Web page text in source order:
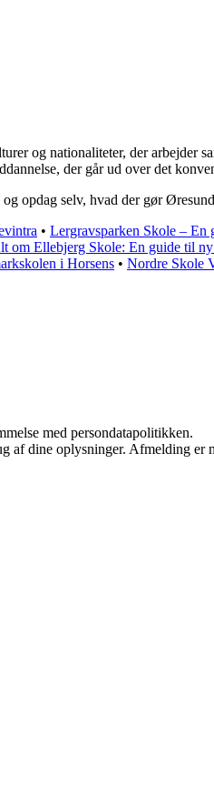
og nationaliteter, der arbejder
der går ud over det
opdag selv, hvad der gør
• Lergravsparken Skole – En
om Ellebjerg Skole: En guide til
i Horsens • Nordre Skole
med persondatapolitikken.
af dine oplysninger. Afmelding er